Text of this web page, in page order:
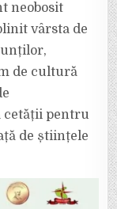
neobosit
vârsta de
de cultură
cetății pentru
de științele